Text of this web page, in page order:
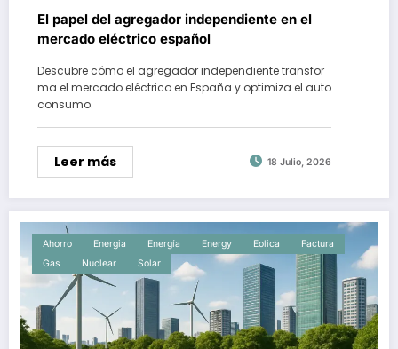
El papel del agregador independiente en el
mercado eléctrico español
Descubre cómo el agregador independiente transfor
ma el mercado eléctrico en España y optimiza el auto
consumo.
Leer más 18 Julio, 2026
Ahorro Energia Energía Energy Eolica
Factura
Gas
Nuclear Solar